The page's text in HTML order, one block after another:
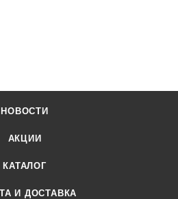
НОВОСТИ
АКЦИИ
КАТАЛОГ
И ДОСТАВКА